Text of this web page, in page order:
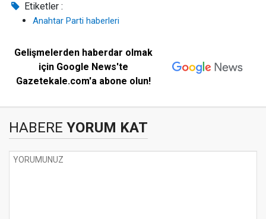
Etiketler :
Anahtar Parti haberleri
Gelişmelerden haberdar olmak
için Google News'te
Gazetekale.com'a abone olun!
HABERE YORUM KAT